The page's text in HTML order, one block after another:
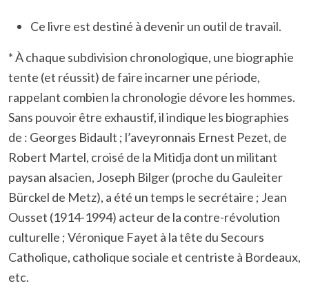
Ce livre est destiné à devenir un outil de travail.
* À chaque subdivision chronologique, une biographie
tente (et réussit) de faire incarner une période,
rappelant combien la chronologie dévore les hommes.
Sans pouvoir être exhaustif, il indique les biographies
de : Georges Bidault ; l’aveyronnais Ernest Pezet, de
Robert Martel, croisé de la Mitidja dont un militant
paysan alsacien, Joseph Bilger (proche du Gauleiter
Bürckel de Metz), a été un temps le secrétaire ; Jean
Ousset (1914-1994) acteur de la contre-révolution
culturelle ; Véronique Fayet à la tête du Secours
Catholique, catholique sociale et centriste à Bordeaux,
etc.